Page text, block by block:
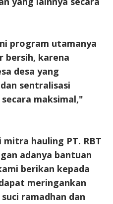
program utamanya
bersih, karena
desa yang
sentralisasi
maksimal,"
hauling PT. RBT
adanya bantuan
berikan kepada
meringankan
ramadhan dan